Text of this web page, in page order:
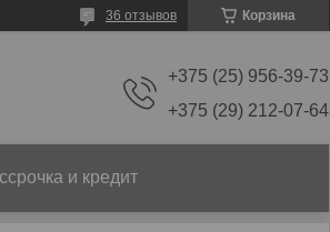
Корзина
36 отзывов
+375 (25) 956-39-73
+375 (29) 212-07-64
и кредит